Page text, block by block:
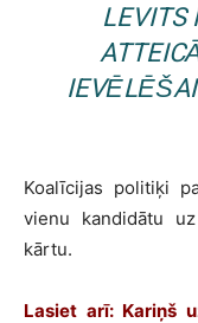
LEVITS
Koalīcijas politiķi
vienu kandidātu
kārtu.
Lasiet arī:Kariņš